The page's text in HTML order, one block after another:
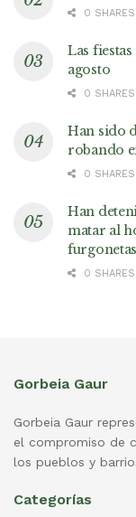
0 SHARES
Las
agosto
0 SHARES
Han sido
robando
0 SHARES
Han
matar al
furgonetas
0 SHARES
Gorbeia Gaur
Gorbeia Gaur
el compromiso de
los pueblos y
Categorías